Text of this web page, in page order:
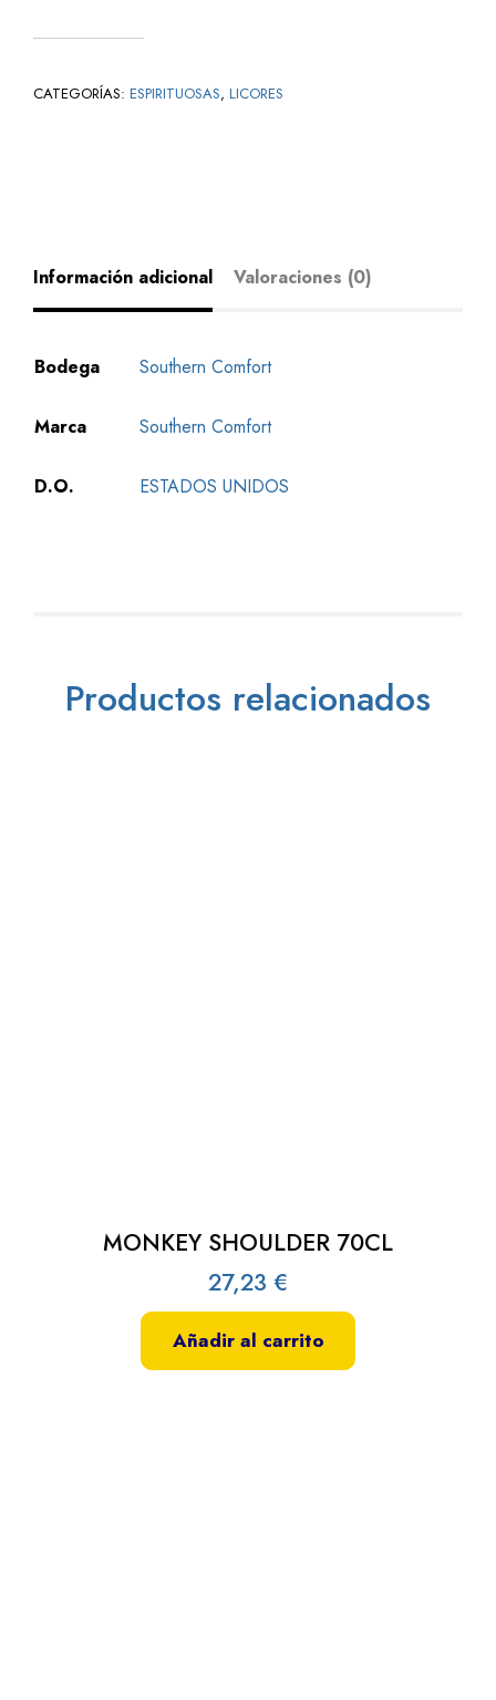
CATEGORÍAS: ESPIRITUOSAS, LICORES
Información adicional Valoraciones (0)
Bodega Southern Comfort
Marca Southern Comfort
D.O. ESTADOS UNIDOS
Productos relacionados
MONKEY SHOULDER 70CL
27,23 €
Añadir al carrito